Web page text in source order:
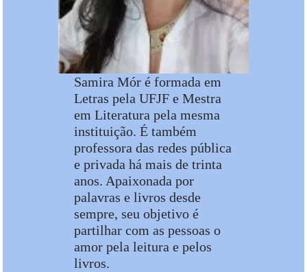
Samira Mór é formada em
Letras pela UFJF e Mestra
em Literatura pela mesma
instituição. É também
professora das redes pública
e privada há mais de trinta
anos. Apaixonada por
palavras e livros desde
sempre, seu objetivo é
partilhar com as pessoas o
amor pela leitura e pelos
livros.